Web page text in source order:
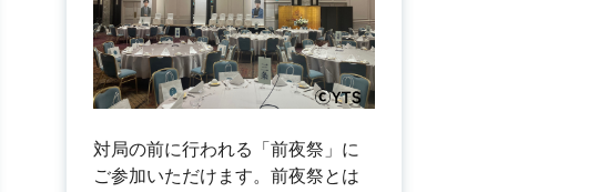
対局の前に行われる「前夜祭」に
ご参加いただけます。前夜祭とは